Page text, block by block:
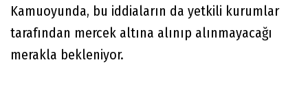
Kamuoyunda, bu iddiaların da yetkili kurumlar
tarafından mercek altına alınıp alınmayacağı
merakla bekleniyor.